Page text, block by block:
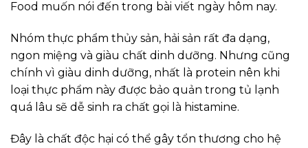
Food muốn nói đến trong bài viết ngày hôm nay.
Nhóm thực phẩm thủy sản, hải sản rất đa dạng,
ngon miệng và giàu chất dinh dưỡng. Nhưng cũng
chính vì giàu dinh dưỡng, nhất là protein nên khi
loại thực phẩm này được bảo quản trong tủ lạnh
quá lâu sẽ dễ sinh ra chất gọi là histamine.
Đây là chất độc hại có thể gây tổn thương cho hệ